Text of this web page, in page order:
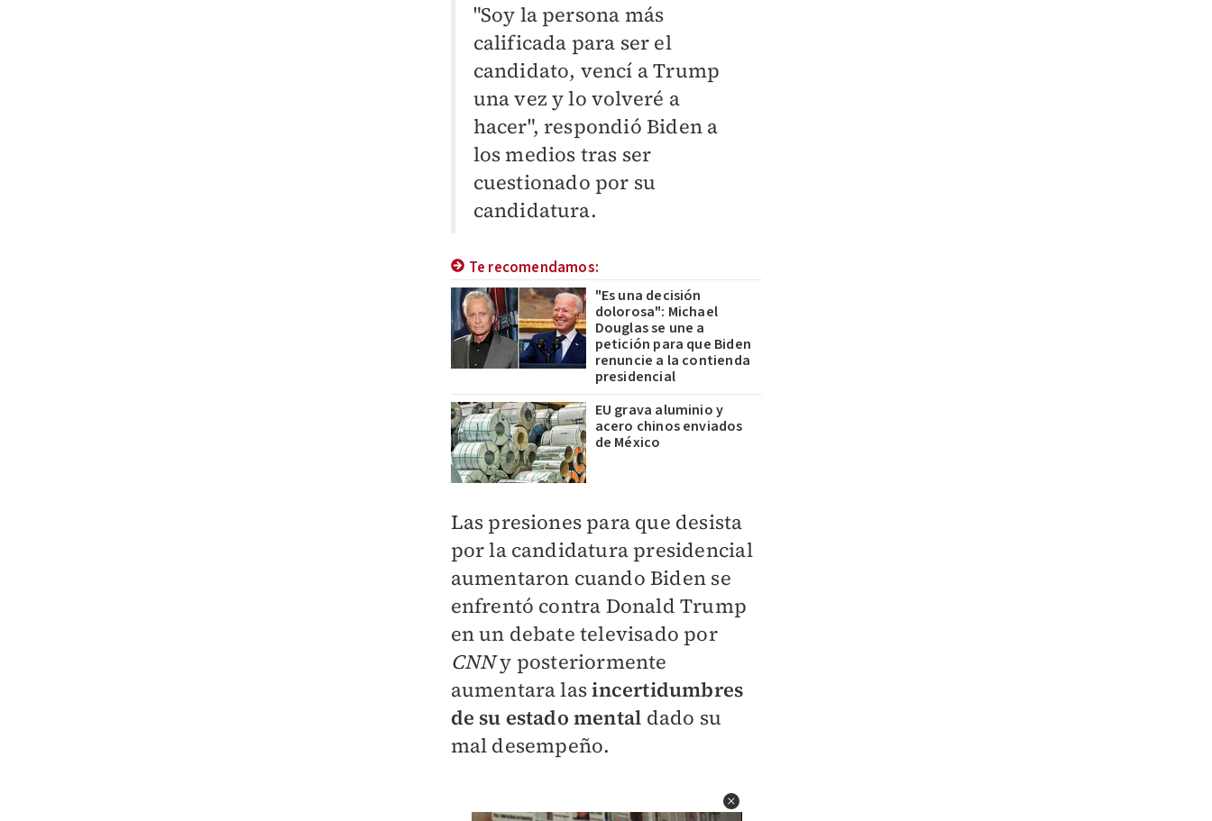
"Soy la persona más
calificada para ser el
candidato, vencí a Trump
una vez y lo volveré a
hacer", respondió Biden a
los medios tras ser
cuestionado por su
candidatura.
Te recomendamos:
"Es una decisión
dolorosa": Michael
Douglas se une a
petición para que Biden
renuncie a la contienda
presidencial
EU grava aluminio y
acero chinos enviados
de México
Las presiones para que desista
por la candidatura presidencial
aumentaron cuando Biden se
enfrentó contra Donald Trump
en un debate televisado por
CNNy posteriormente
aumentara lasincertidumbres
de su estado mental dado su
mal desempeño.